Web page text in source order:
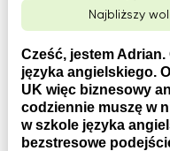
Najbliższy
Cześć, jestem
języka angielskiego.
UK więc biznesowy
codziennie muszę w
w szkole języka
bezstresowe